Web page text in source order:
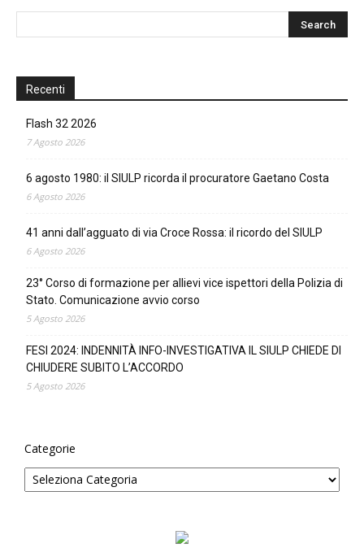
Recenti
Flash 32 2026
7 Agosto 2026
6 agosto 1980: il SIULP ricorda il procuratore Gaetano Costa
6 Agosto 2026
41 anni dall’agguato di via Croce Rossa: il ricordo del SIULP
6 Agosto 2026
23° Corso di formazione per allievi vice ispettori della Polizia di
Stato. Comunicazione avvio corso
5 Agosto 2026
FESI 2024: INDENNITÀ INFO-INVESTIGATIVA IL SIULP CHIEDE DI
CHIUDERE SUBITO L’ACCORDO
5 Agosto 2026
Categorie